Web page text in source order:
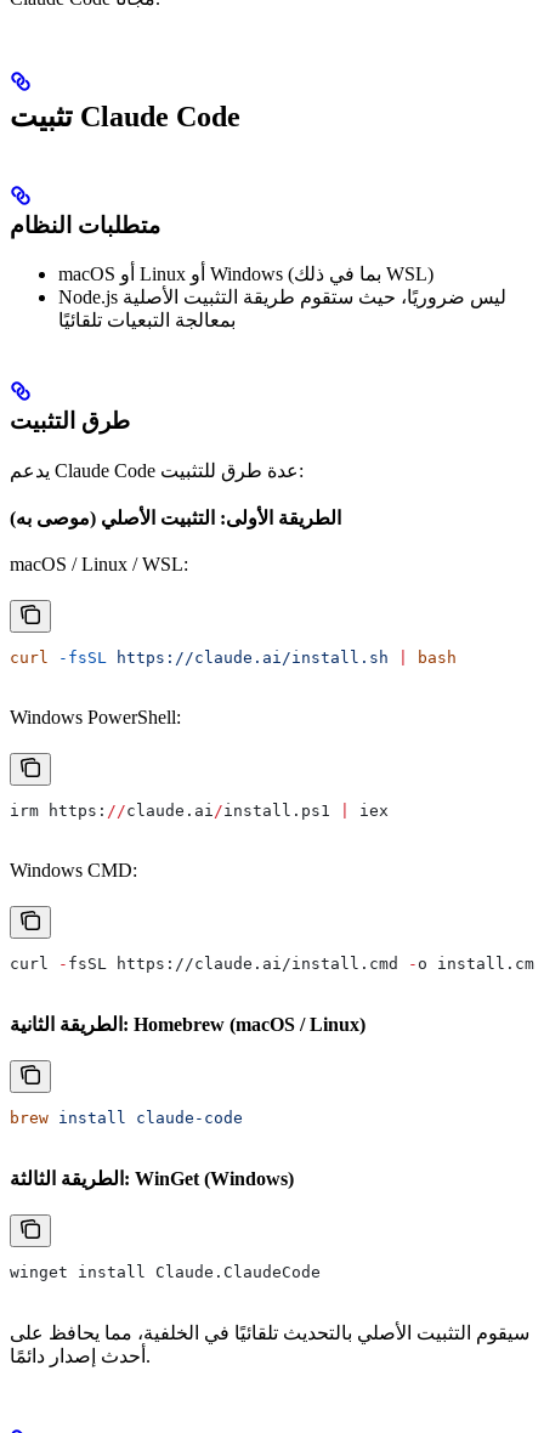
تثبيت Claude Code
متطلبات النظام
macOS أو Linux أو Windows (بما في ذلك WSL)
Node.js ليس ضروريًا، حيث ستقوم طريقة التثبيت الأصلية
بمعالجة التبعيات تلقائيًا
طرق التثبيت
يدعم Claude Code عدة طرق للتثبيت:
الطريقة الأولى: التثبيت الأصلي (موصى به)
macOS / Linux / WSL:
curl -fsSL https://claude.ai/install.sh bash
Windows PowerShell:
irm https: //claude.ai/install.ps1 iex
Windows CMD:
curl - fsSL https://claude. ai/install. cmd - o install. cmd
الطريقة الثانية: Homebrew (macOS / Linux)
brew install claude-code
الطريقة الثالثة: WinGet (Windows)
winget install Claude.ClaudeCode
سيقوم التثبيت الأصلي بالتحديث تلقائيًا في الخلفية، مما يحافظ على
أحدث إصدار دائمًا.